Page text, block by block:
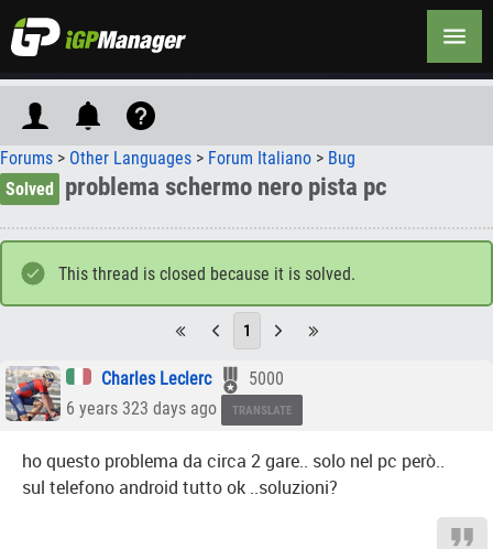
Forums > Other Languages > Forum Italiano > Bug
Solved
problema schermo nero pista pc
This thread is closed because it is solved.
1
Charles Leclerc
5000
6 years 323 days ago
TRANSLATE
ho questo problema da circa 2 gare.. solo nel pc però..
sul telefono android tutto ok ..soluzioni?